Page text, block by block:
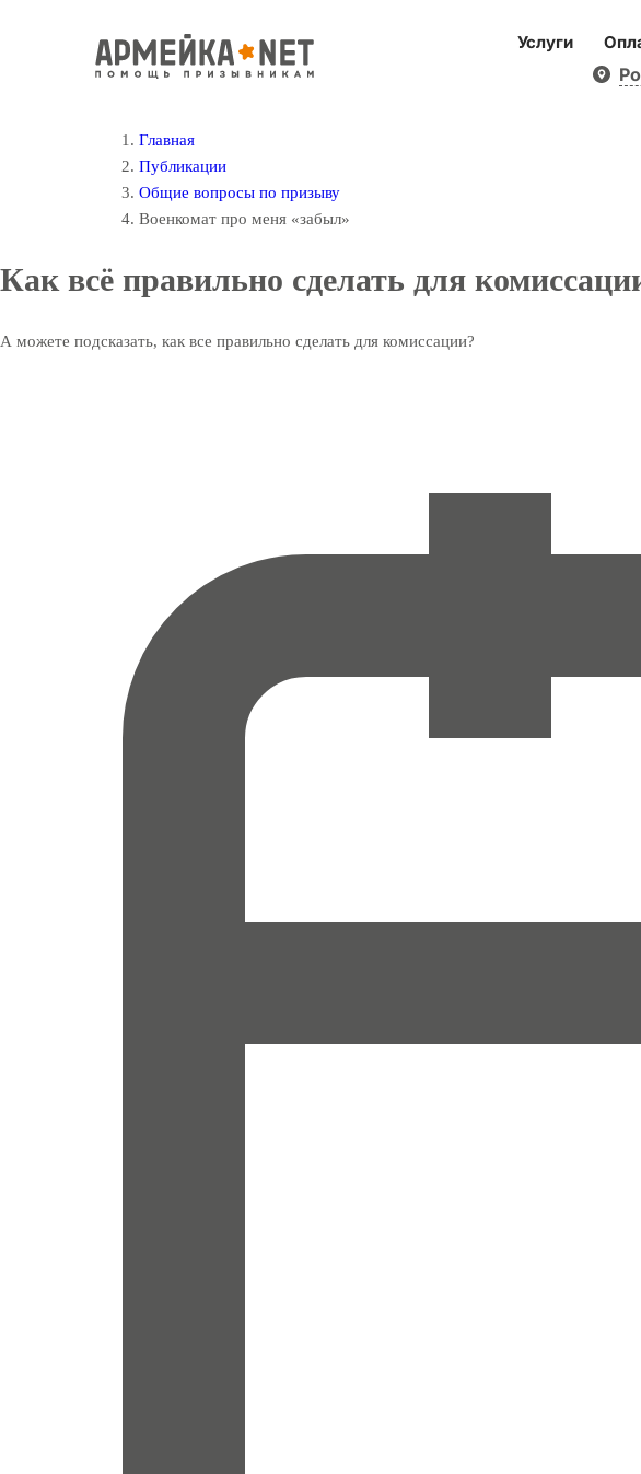
Услуги
Главная
Публикации
Общие вопросы по призыву
Военкомат про меня «забыл»
Как всё правильно сделать для
А можете подсказать, как все правильно сделать для комиссации?